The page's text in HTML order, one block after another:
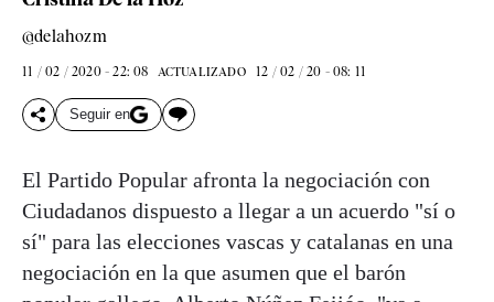
@delahozm
11 / 02 / 2020 - 22: 08 ACTUALIZADO 12 / 02 / 20 - 08: 11
Seguir en
El Partido Popular afronta la negociación con
Ciudadanos dispuesto a llegar a un acuerdo "sí o
sí" para las elecciones vascas y catalanas en una
negociación en la que asumen que el barón